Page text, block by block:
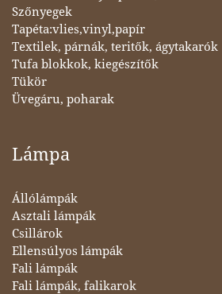
Szőnyegek
Tapéta:vlies,vinyl,papír
Textilek, párnák, teritők, ágytakarók
Tufa blokkok, kiegészítők
Tükör
Üvegáru, poharak
Lámpa
Állólámpák
Asztali lámpák
Csillárok
Ellensúlyos lámpák
Fali lámpák
Fali lámpák, falikarok